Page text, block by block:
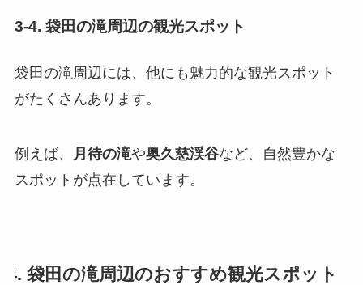
3-4. 袋田の滝周辺の観光スポット
袋田の滝周辺には、他にも魅力的な観光スポット
がたくさんあります。
例えば、 月待の滝や奥久慈渓谷など、自然豊かな
スポットが点在しています。
4. 袋田の滝周辺のおすすめ観光スポット